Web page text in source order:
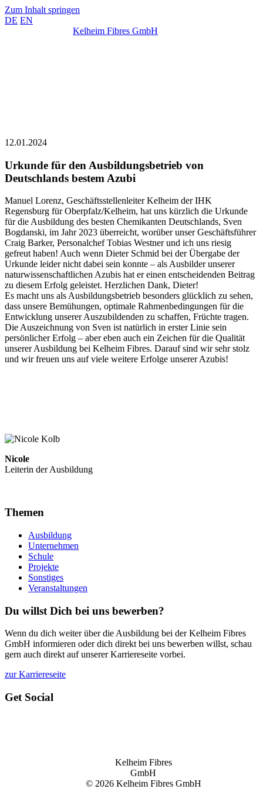
Zum Inhalt springen
DE EN
Kelheim Fibres GmbH
12.01.2024
Urkunde für den Ausbildungsbetrieb von
Deutschlands bestem Azubi
Manuel Lorenz, Geschäftsstellenleiter Kelheim der IHK
Regensburg für Oberpfalz/Kelheim, hat uns kürzlich die Urkunde
für die Ausbildung des besten Chemikanten Deutschlands, Sven
Bogdanski, im Jahr 2023 überreicht, worüber unser Geschäftsführer
Craig Barker, Personalchef Tobias Westner und ich uns riesig
gefreut haben! Auch wenn Dieter Schmid bei der Übergabe der
Urkunde leider nicht dabei sein konnte – als Ausbilder unserer
naturwissenschaftlichen Azubis hat er einen entscheidenden Beitrag
zu diesem Erfolg geleistet. Herzlichen Dank, Dieter!
Es macht uns als Ausbildungsbetrieb besonders glücklich zu sehen,
dass unsere Bemühungen, optimale Rahmenbedingungen für die
Entwicklung unserer Auszubildenden zu schaffen, Früchte tragen.
Die Auszeichnung von Sven ist natürlich in erster Linie sein
persönlicher Erfolg – aber eben auch ein Zeichen für die Qualität
unserer Ausbildung bei Kelheim Fibres. Darauf sind wir sehr stolz
und wir freuen uns auf viele weitere Erfolge unserer Azubis!
Nicole
Leiterin der Ausbildung
Themen
Ausbildung
Unternehmen
Schule
Projekte
Sonstiges
Veranstaltungen
Du willst Dich bei uns bewerben?
Wenn du dich weiter über die Ausbildung bei der Kelheim Fibres
GmbH informieren oder dich direkt bei uns bewerben willst, schau
gern auch direkt auf unserer Karriereseite vorbei.
zur Karriereseite
Get Social
Kelheim Fibres
GmbH
© 2026 Kelheim Fibres GmbH